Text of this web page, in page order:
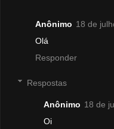
Anônimo 18 de
Olá
Responder
Respostas
Anônimo 18 de
Oi